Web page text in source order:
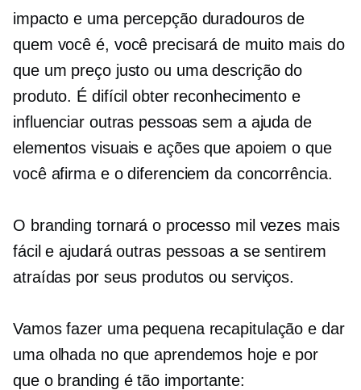
impacto e uma percepção duradouros de
quem você é, você precisará de muito mais do
que um preço justo ou uma descrição do
produto. É difícil obter reconhecimento e
influenciar outras pessoas sem a ajuda de
elementos visuais e ações que apoiem o que
você afirma e o diferenciem da concorrência.
O branding tornará o processo mil vezes mais
fácil e ajudará outras pessoas a se sentirem
atraídas por seus produtos ou serviços.
Vamos fazer uma pequena recapitulação e dar
uma olhada no que aprendemos hoje e por
que o branding é tão importante: